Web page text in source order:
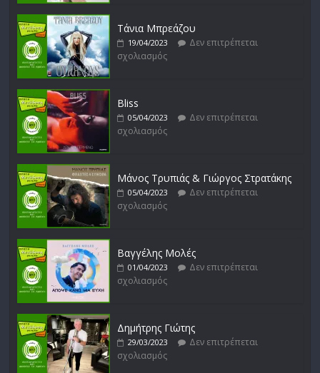
σχολιασμός
Τάνια Μπρεάζου
19/04/2023
Δεν επιτρέπεται
σχολιασμός
Bliss
05/04/2023
Δεν επιτρέπεται
σχολιασμός
Μάνος Τρυπιάς & Γιώργος Στρατάκης
05/04/2023
Δεν επιτρέπεται
σχολιασμός
Βαγγέλης Μολές
01/04/2023
Δεν επιτρέπεται
σχολιασμός
Δημήτρης Γιώτης
29/03/2023
Δεν επιτρέπεται
σχολιασμός